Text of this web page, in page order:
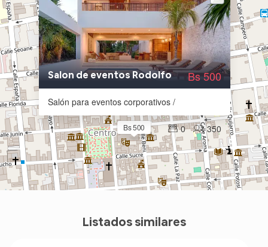
Bs 500
Salon de eventos Rodolfo
Salón para eventos corporativos /
350
0
Bs 500
Listados similares